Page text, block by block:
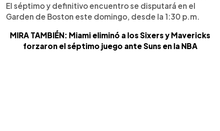
El séptimo y definitivo encuentro se disputará en el
Garden de Boston este domingo, desde la 1:30 p.m.
MIRA TAMBIÉN: Miami eliminó a los Sixers y Mavericks
forzaron el séptimo juego ante Suns en la NBA